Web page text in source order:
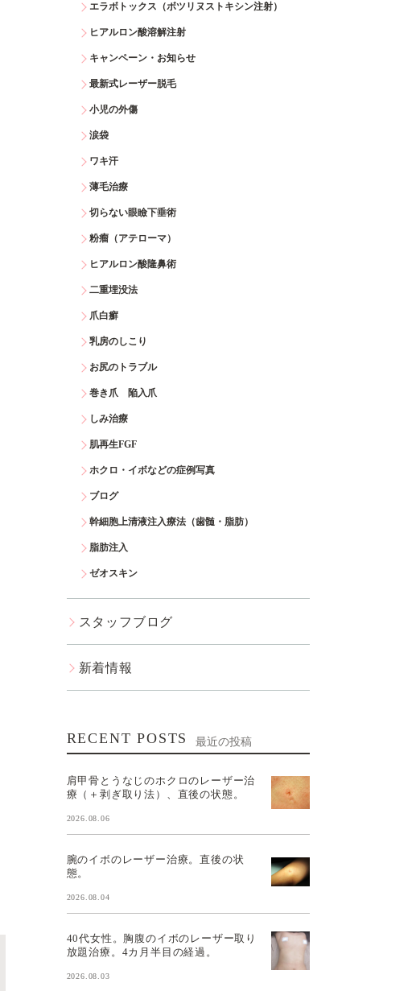
エラボトックス（ボツリヌストキシン注射）
ヒアルロン酸溶解注射
キャンペーン・お知らせ
最新式レーザー脱毛
小児の外傷
涙袋
ワキ汗
薄毛治療
切らない眼瞼下垂術
粉瘤（アテローマ）
ヒアルロン酸隆鼻術
二重埋没法
爪白癬
乳房のしこり
お尻のトラブル
巻き爪 陥入爪
しみ治療
肌再生FGF
ホクロ・イボなどの症例写真
ブログ
幹細胞上清液注入療法（歯髄・脂肪）
脂肪注入
ゼオスキン
スタッフブログ
新着情報
RECENT POSTS 最近の投稿
肩甲骨とうなじのホクロのレーザー治
療（＋剥ぎ取り法）、直後の状態。
2026.08.06
腕のイボのレーザー治療。直後の状
態。
2026.08.04
40代女性。胸腹のイボのレーザー取り
放題治療。4カ月半目の経過。
2026.08.03